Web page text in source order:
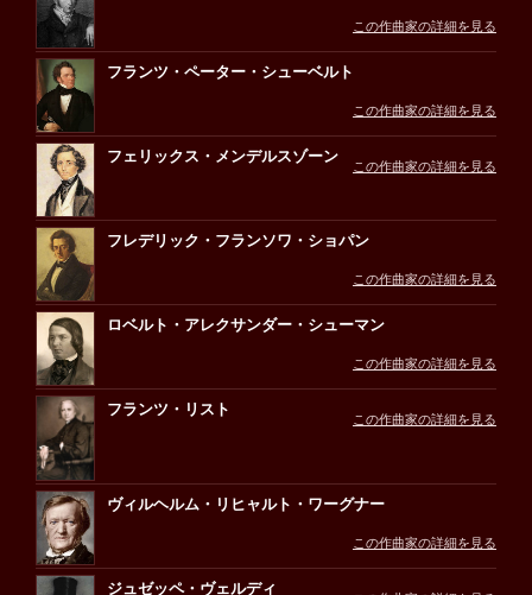
この作曲家の詳細を見る
フランツ・ペーター・シューベルト
この作曲家の詳細を見る
フェリックス・メンデルスゾーン
この作曲家の詳細を見る
フレデリック・フランソワ・ショパン
この作曲家の詳細を見る
ロベルト・アレクサンダー・シューマン
この作曲家の詳細を見る
フランツ・リスト
この作曲家の詳細を見る
ヴィルヘルム・リヒャルト・ワーグナー
この作曲家の詳細を見る
ジュゼッペ・ヴェルディ